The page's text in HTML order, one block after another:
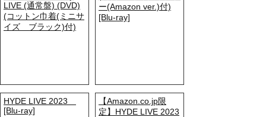
LIVE (通常盤) (DVD)
(コットン巾着(ミニサ
イズ ブラック)付)
ー(Amazon ver.)付)
[Blu-ray]
HYDE LIVE 2023
[Blu-ray]
【Amazon.co.jp限
定】HYDE LIVE 2023